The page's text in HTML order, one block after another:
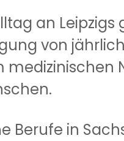
an
von
in